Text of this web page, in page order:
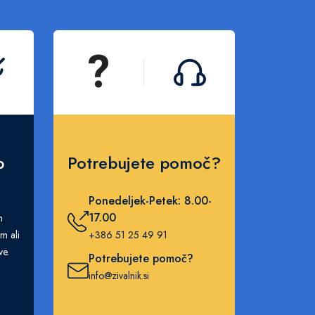
ali
?
Potrebujete pomoč?
Ponedeljek-Petek: 8.00-
17.00
+386 51 25 49 91
Potrebujete pomoč?
info@zivalnik.si